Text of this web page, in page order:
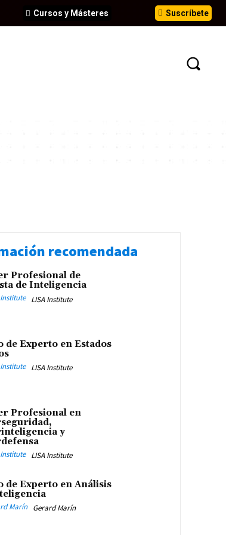
Suscríbete
Cursos y Másteres
recomendada
Profesional de
de Inteligencia
LISA Institute
de Experto en Estados
LISA Institute
Profesional en
y
LISA Institute
de Experto en Análisis
Gerard Marín